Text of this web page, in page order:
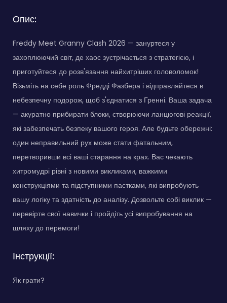
Опис:
Freddy Meet Granny Clash 2026 — зануртеся у
захоплюючий світ, де хаос зустрічається з стратегією, і
приготуйтеся до розв'язання найхитріших головоломок!
Візьміть на себе роль Фредді Фазбера і відправляйтеся в
небезпечну подорож, щоб з'єднатися з Гренні. Ваша задача
— акуратно прибирати блоки, створюючи ланцюгові реакції,
які забезпечать безпеку вашого героя. Але будьте обережні:
один неправильний рух може стати фатальним,
перетворивши всі ваші старання на крах. Вас чекають
хитромудрі рівні з новими викликами, важкими
конструкціями та підступними пастками, які випробують
вашу логіку та здатність до аналізу. Дозвольте собі виклик —
перевірте свої навички і пройдіть усі випробування на
шляху до перемоги!
Інструкції:
Як грати?